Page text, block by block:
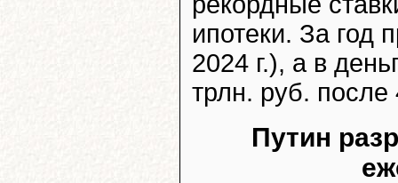
ипотеки. За год
2024 г.), а в
трлн. руб. после
Путин